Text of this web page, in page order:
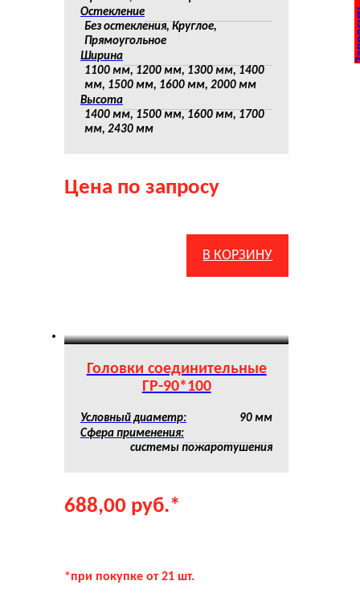
Остекление
Без остекления, Круглое,
Прямоугольное
Ширина
1100 мм, 1200 мм, 1300 мм, 1400
мм, 1500 мм, 1600 мм, 2000 мм
Высота
1400 мм, 1500 мм, 1600 мм, 1700
мм, 2430 мм
Цена по запросу
В КОРЗИНУ
Головки соединительные
ГР-90*100
Условный диаметр:
90 мм
Сфера применения:
системы пожаротушения
688,00 руб.*
*при покупке от 21 шт.